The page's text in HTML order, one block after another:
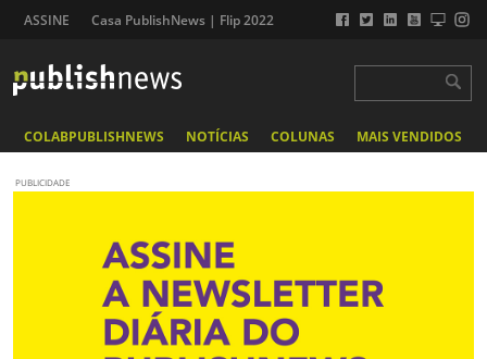
ASSINE Casa PublishNews | Flip 2022
COLABPUBLISHNEWS NOTÍCIAS COLUNAS MAIS VENDIDOS
PUBLICIDADE